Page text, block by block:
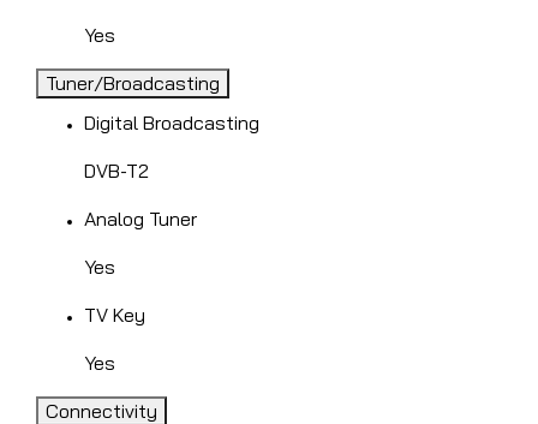
Yes
Tuner/Broadcasting
Digital Broadcasting
DVB-T2
Analog Tuner
Yes
TV Key
Yes
Connectivity